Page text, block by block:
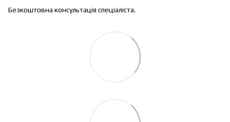
Безкоштовна консультація спеціаліста.